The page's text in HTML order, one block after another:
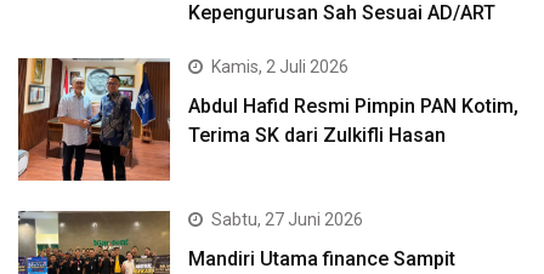
Kepengurusan Sah Sesuai AD/ART
Kamis, 2 Juli 2026
Abdul Hafid Resmi Pimpin PAN Kotim,
Terima SK dari Zulkifli Hasan
Sabtu, 27 Juni 2026
Mandiri Utama finance Sampit